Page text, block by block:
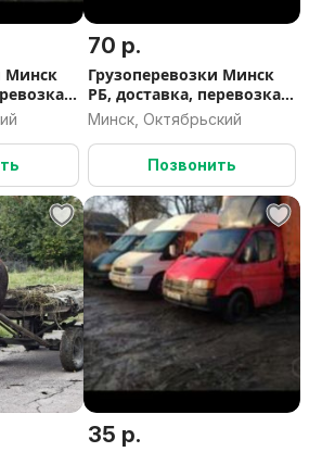
Минск
в
мусора
70 р.
Грузоперевозки Минск
РБ, доставка, перевозка
мотохники,заезд в
паркинги, вывоз мусора
Минск, Октябрьский
Позвонить
35 р.